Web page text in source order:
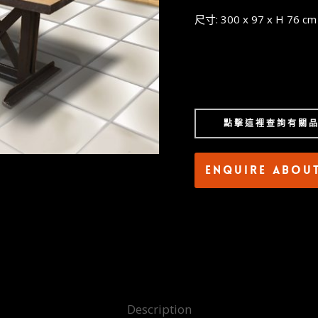
尺寸: 300 x 97 x H 76 cm
點擊這裡查詢有關
Enquire
Description